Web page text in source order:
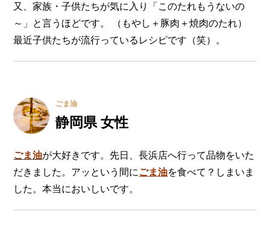
又、家族・子供たちが気に入り「このたれもうないの
～」と言うほどです。 （もやし＋豚肉＋焼肉のたれ）
最近子供たちが流行っているレシピです（笑）。
ごま油
静岡県 女性
ごま油が大好きです。先日、長浜店へ行って品物をいた
だきました。アッという間にごま油を食べて？しまいま
した。本当においしいです。